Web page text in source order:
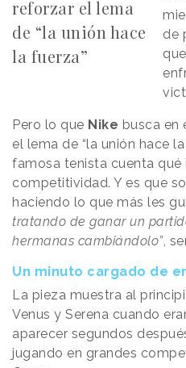
reforzar el lema
de “la unión hace
la fuerza”
de
Pero lo que Nike busca en
el lema de “la unión hace
famosa tenista cuenta
competitividad. Y es que
haciendo lo que más les
tratando de ganar un
hermanas cambiándolo”,
Un minuto cargado de
La pieza muestra al
Venus y Serena cuando
aparecer segundos
jugando en grandes